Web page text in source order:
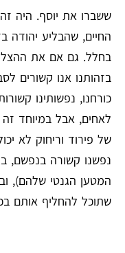
ששברו את יוסף. היה
החיים, שהבליע יהודה
בחלל. גם אם את
בזהותנו אנו קשורים
כורחנו, נפשותינו
לאחים, אבל במיוחד זה
של פירוד וריחוק לא
נפשנו קשורה בנפשם,
המטען הגנטי שלהם),
שתוכל להחליף אותם